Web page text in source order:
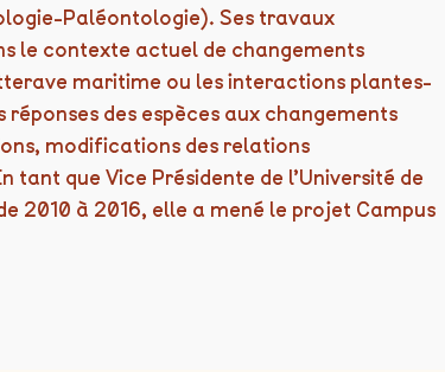
Paléontologie). Ses travaux
le contexte actuel de changements
maritime ou les interactions plantes-
des espèces aux changements
modifications des relations
que Vice Présidente de l’Université de
2010 à 2016, elle a mené le projet Campus